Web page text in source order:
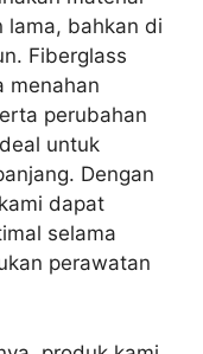
lama, bahkan di
Fiberglass
menahan
perubahan
untuk
Dengan
dapat
selama
perawatan